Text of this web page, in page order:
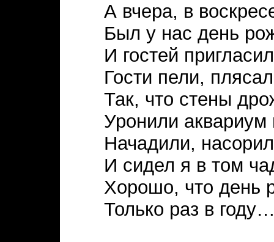
А вчера, в
Был у нас день
И гостей
Гости пели,
Так, что стены
Уронили аквариум
Начадили,
И сидел я в том
Хорошо, что день
Только раз в